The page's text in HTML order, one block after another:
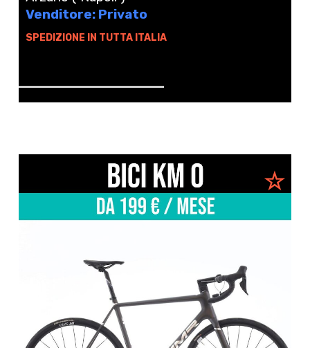
Venditore: Privato
SPEDIZIONE IN TUTTA ITALIA